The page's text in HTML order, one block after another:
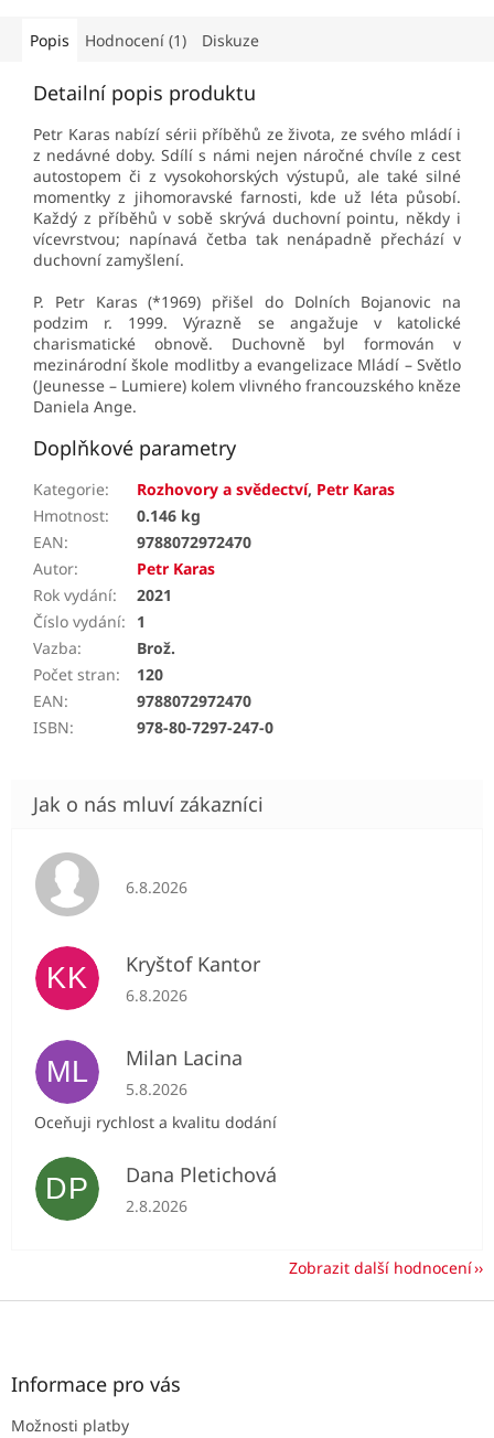
Popis Hodnocení (1) Diskuze
Detailní popis produktu
Petr Karas nabízí sérii příběhů ze života, ze svého mládí i
z nedávné doby. Sdílí s námi nejen náročné chvíle z cest
autostopem či z vysokohorských výstupů, ale také silné
momentky z jihomoravské farnosti, kde už léta působí.
Každý z příběhů v sobě skrývá duchovní pointu, někdy i
vícevrstvou; napínavá četba tak nenápadně přechází v
duchovní zamyšlení.
P. Petr Karas (*1969) přišel do Dolních Bojanovic na
podzim r. 1999. Výrazně se angažuje v katolické
charismatické obnově. Duchovně byl formován v
mezinárodní škole modlitby a evangelizace Mládí – Světlo
(Jeunesse – Lumiere) kolem vlivného francouzského kněze
Daniela Ange.
Doplňkové parametry
Kategorie: Rozhovory a svědectví, Petr Karas
Hmotnost:
0.146 kg
EAN:
9788072972470
Autor:
Petr Karas
Rok vydání:
2021
Číslo vydání:
1
Vazba:
Brož.
Počet stran:
120
EAN:
9788072972470
ISBN: 978-80-7297-247-0
Hodnocení obchodu je 5 z 5 hvězdiček.
6.8.2026
KK Kryštof Kantor
Hodnocení obchodu je 5 z 5 hvězdiček.
6.8.2026
ML Milan Lacina
Hodnocení obchodu je 5 z 5 hvězdiček.
5.8.2026
Oceňuji rychlost a kvalitu dodání
DP Dana Pletichová
Hodnocení obchodu je 5 z 5 hvězdiček.
2.8.2026
Zobrazit další hodnocení
Z
Informace pro vás
Možnosti platby